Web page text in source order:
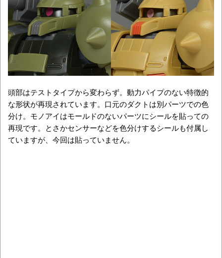
頭部はテストタイプから変わらず。動力パイプのない特徴的
な形状が再現されています。口元のダクトは別パーツでの色
分け。モノアイはモールドのないパーツにシールを貼っての
再現です。とさかセンサーなどを色分けするシールも付属し
ていますが、今回は貼っていません。